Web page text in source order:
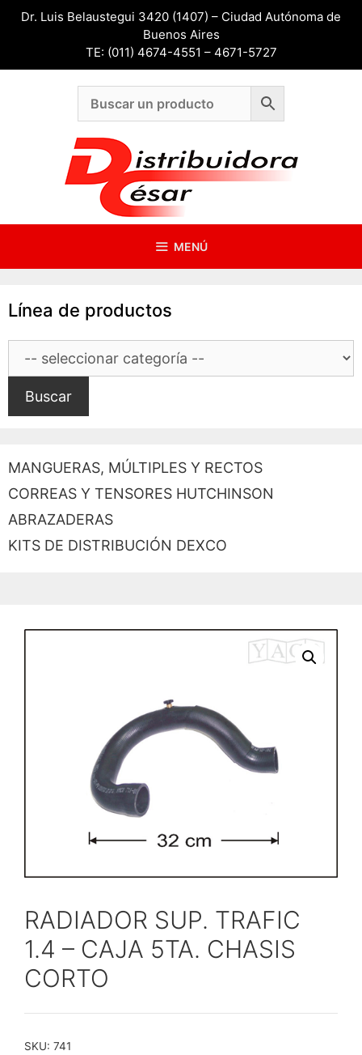
SaltarDr. Luis Belaustegui 3420 (1407) – Ciudad Autónoma de
Buenos Aires
TE: (011) 4674-4551 – 4671-5727
MENÚ
RADIADOR SUP. TRAFIC
1.4 – CAJA 5TA. CHASIS
CORTO
SKU: 741
Línea de productos
Buscar
MANGUERAS, MÚLTIPLES Y RECTOS
CORREAS Y TENSORES HUTCHINSON
ABRAZADERAS
KITS DE DISTRIBUCIÓN DEXCO